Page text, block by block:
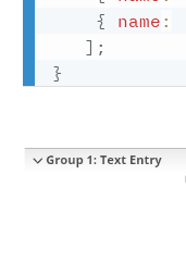
{
name :
] ;
}